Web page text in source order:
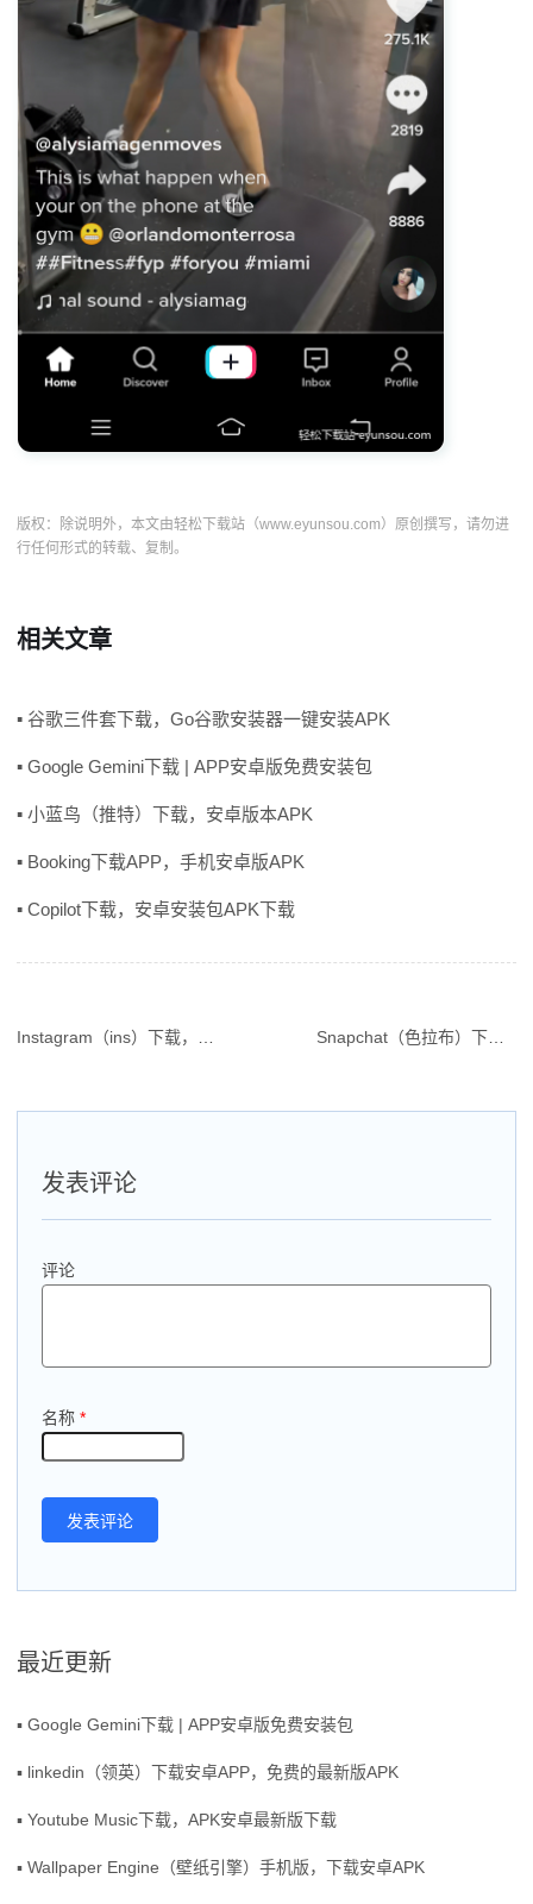
版权：除说明外，本文由轻松下载站（www.eyunsou.com）原创撰写，请勿进
行任何形式的转载、复制。
相关文章
▪ 谷歌三件套下载，Go谷歌安装器一键安装APK
▪ Google Gemini下载 | APP安卓版免费安装包
▪ 小蓝鸟（推特）下载，安卓版本APK
▪ Booking下载APP，手机安卓版APK
▪ Copilot下载，安卓安装包APK下载
文
导
Instagram（ins）下载，安卓免费APK，最新手机版 Snapchat（色拉布）下载，安卓版免费APK
发表评论
评论
名称 *
最近更新
▪ Google Gemini下载 | APP安卓版免费安装包
▪ linkedin（领英）下载安卓APP，免费的最新版APK
▪ Youtube Music下载，APK安卓最新版下载
▪ Wallpaper Engine（壁纸引擎）手机版，下载安卓APK